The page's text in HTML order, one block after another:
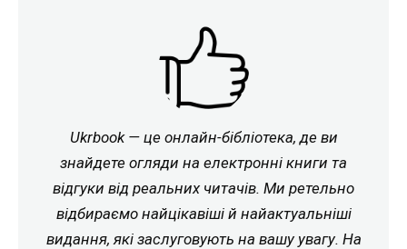
Ukrbook — це онлайн-бібліотека, де ви
знайдете огляди на електронні книги та
відгуки від реальних читачів. Ми ретельно
відбираємо найцікавіші й найактуальніші
видання, які заслуговують на вашу увагу. На